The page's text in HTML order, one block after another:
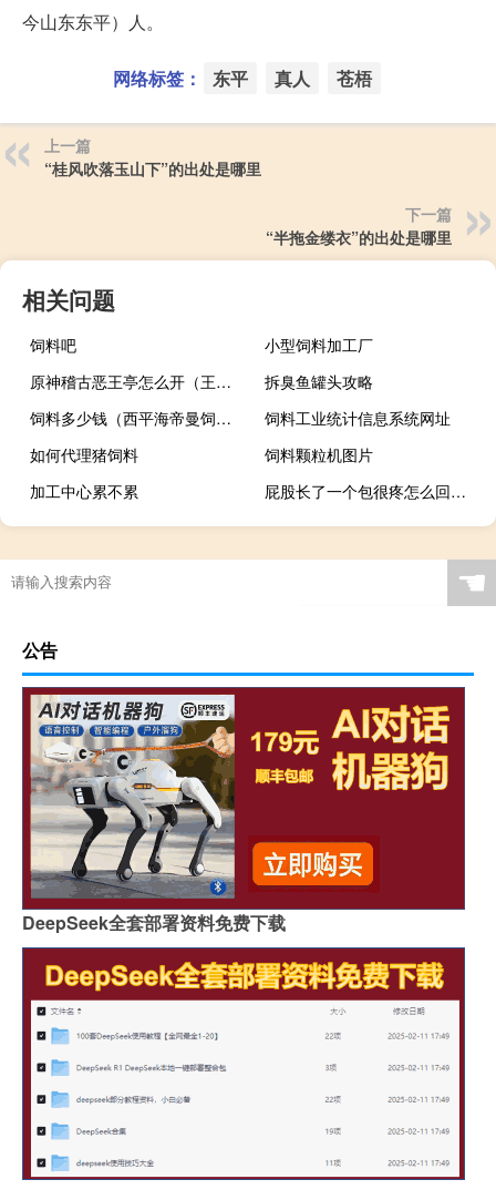
今山东东平）人。
网络标签： 东平 真人 苍梧
上一篇
“桂风吹落玉山下”的出处是哪里
下一篇
“半拖金缕衣”的出处是哪里
相关问题
饲料吧
小型饲料加工厂
原神稽古恶王亭怎么开（王亭又）
拆臭鱼罐头攻略
饲料多少钱（西平海帝曼饲料1805）
饲料工业统计信息系统网址
如何代理猪饲料
饲料颗粒机图片
加工中心累不累
屁股长了一个包很疼怎么回事（屁股长了个包很痛是怎么回事）
☚
公告
DeepSeek全套部署资料免费下载